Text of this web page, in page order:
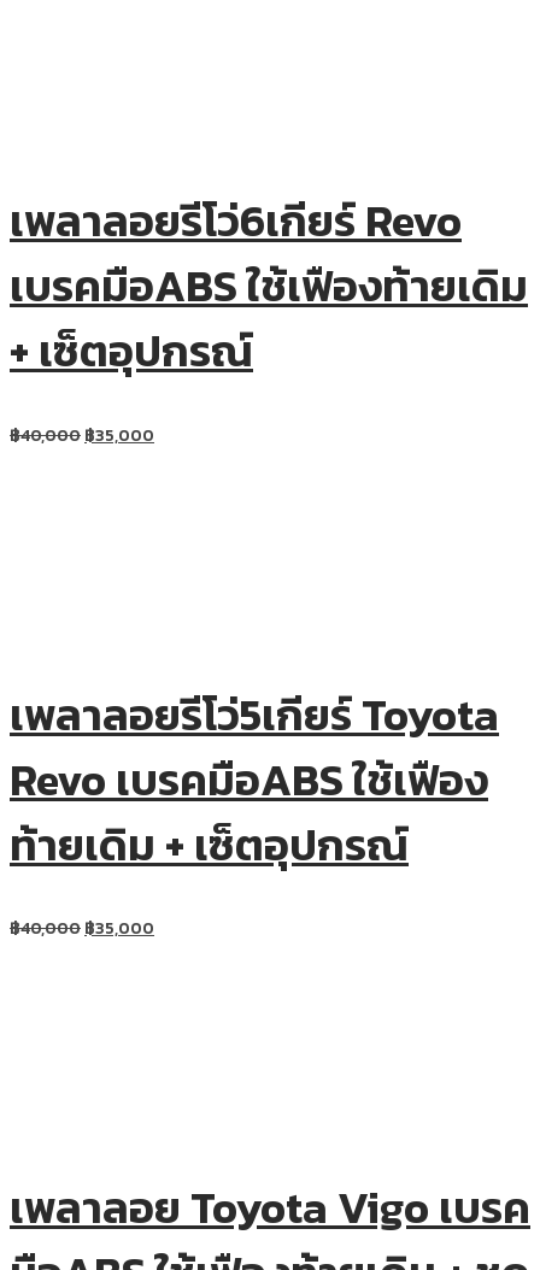
เพลาลอยรีโว่6เกียร์ Revo
เบรคมือABS ใช้เฟืองท้ายเดิม
+ เซ็ตอุปกรณ์
฿40,000฿35,000
เพลาลอยรีโว่5เกียร์ Toyota
Revo เบรคมือABS ใช้เฟือง
ท้ายเดิม + เซ็ตอุปกรณ์
฿40,000฿35,000
เพลาลอย Toyota Vigo เบรค